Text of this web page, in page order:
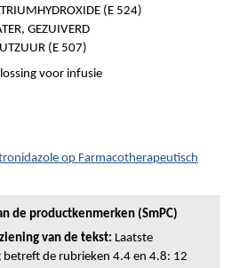
(E 524)
GEZUIVERD
(E 507)
voor infusie
op Farmacotherapeutisch
de productkenmerken (SmPC)
van de tekst: Laatste
betreft de rubrieken 4.4 en 4.8: 12